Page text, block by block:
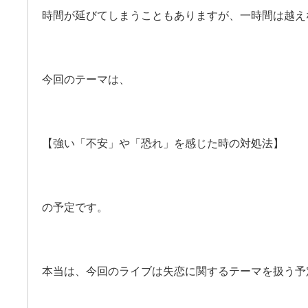
時間が延びてしまうこともありますが、一時間は越
今回のテーマは、
【強い「不安」や「恐れ」を感じた時の対処法】
の予定です。
本当は、今回のライブは失恋に関するテーマを扱う